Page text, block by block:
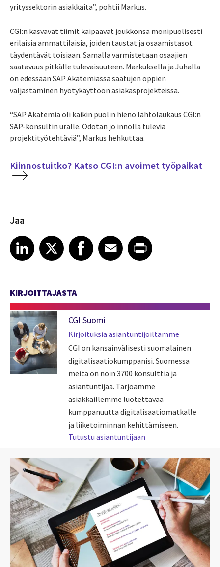
yrityssektorin asiakkaita”, pohtii Markus.
CGI:n kasvavat tiimit kaipaavat joukkonsa monipuolisesti
erilaisia ammattilaisia, joiden taustat ja osaamistasot
täydentävät toisiaan. Samalla varmistetaan osaajien
saatavuus pitkälle tulevaisuuteen. Markuksella ja Juhalla
on edessään SAP Akatemiassa saatujen oppien
valjastaminen hyötykäyttöön asiakasprojekteissa.
“SAP Akatemia oli kaikin puolin hieno lähtölaukaus CGI:n
SAP-konsultin uralle. Odotan jo innolla tulevia
projektityötehtäviä”, Markus hehkuttaa.
Kiinnostuitko? Katso CGI:n avoimet työpaikat
Jaa
Share article on LinkedIn
LinkedIn
Share article on XShare article on Facebook
Facebook
Share article on Email
EmailShare article on Print
KIRJOITTAJASTA
CGI Suomi
Kirjoituksia asiantuntijoiltamme
CGI on kansainvälisesti suomalainen
digitalisaatiokumppanisi. Suomessa
meitä on noin 3700 konsulttia ja
asiantuntijaa. Tarjoamme
asiakkaillemme luotettavaa
kumppanuutta digitalisaatiomatkalle
ja liiketoiminnan kehittämiseen.
Tutustu asiantuntijaan